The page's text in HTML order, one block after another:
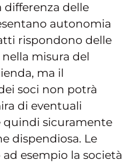
differenza delle
autonomia
rispondono delle
misura del
ma il
soci non potrà
di eventuali
quindi sicuramente
dispendiosa. Le
esempio la società